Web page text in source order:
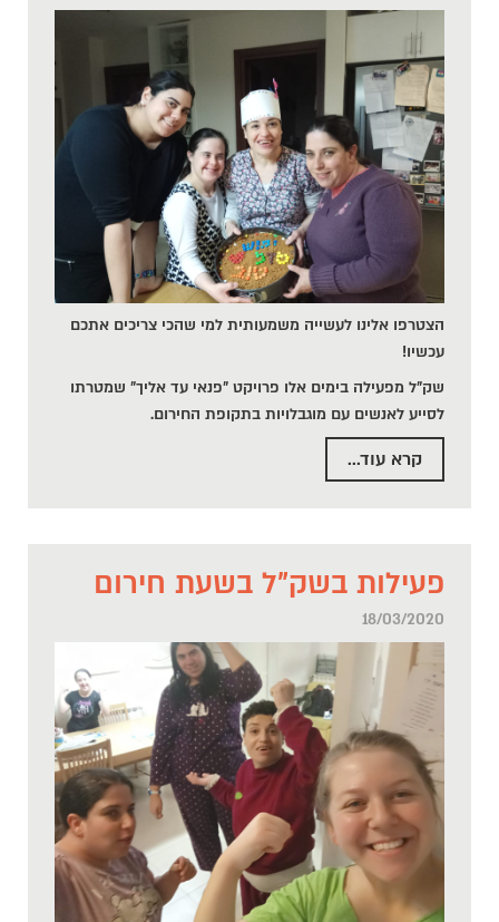
הצטרפו אלינו לעשייה משמעותית למי שהכי צריכים אתכם
עכשיו!
שק"ל מפעילה בימים אלו פרויקט "פנאי עד אליך" שמטרתו
לסייע לאנשים עם מוגבלויות בתקופת החירום.
קרא עוד...
פעילות בשק"ל בשעת חירום
18/03/2020